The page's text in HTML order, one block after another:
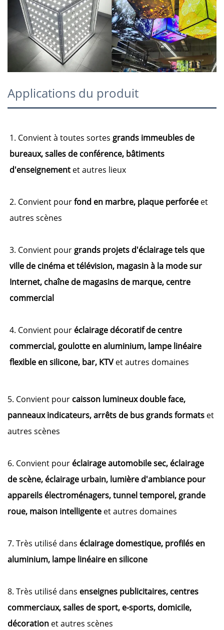
Applications du produit
1. Convient à toutes sortes grands immeubles de
bureaux, salles de conférence, bâtiments
d'enseignement et autres lieux
2. Convient pourfond en marbre, plaque perforée et
autres scènes
3. Convient pourgrands projets d'éclairage tels que
ville de cinéma et télévision, magasin à la mode sur
Internet, chaîne de magasins de marque, centre
commercial
4. Convient pour éclairage décoratif de centre
commercial, goulotte en aluminium, lampe linéaire
flexible en silicone, bar, KTVet autres domaines
5. Convient pour caisson lumineux double face,
panneaux indicateurs, arrêts de bus grands formats et
autres scènes
6. Convient pour éclairage automobile sec, éclairage
de scène, éclairage urbain, lumière d'ambiance pour
appareils électroménagers, tunnel temporel, grande
roue, maison intelligente et autres domaines
7. Très utilisé dans éclairage domestique, profilés en
aluminium, lampe linéaire en silicone
8. Très utilisé dans enseignes publicitaires, centres
commerciaux, salles de sport, e-sports, domicile,
décoration et autres scènes